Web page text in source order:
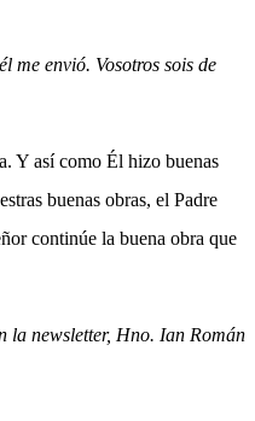
me envió. Vosotros sois de
Y así como Él hizo buenas
buenas obras, el Padre
continúe la buena obra que
la newsletter, Hno. Ian Román